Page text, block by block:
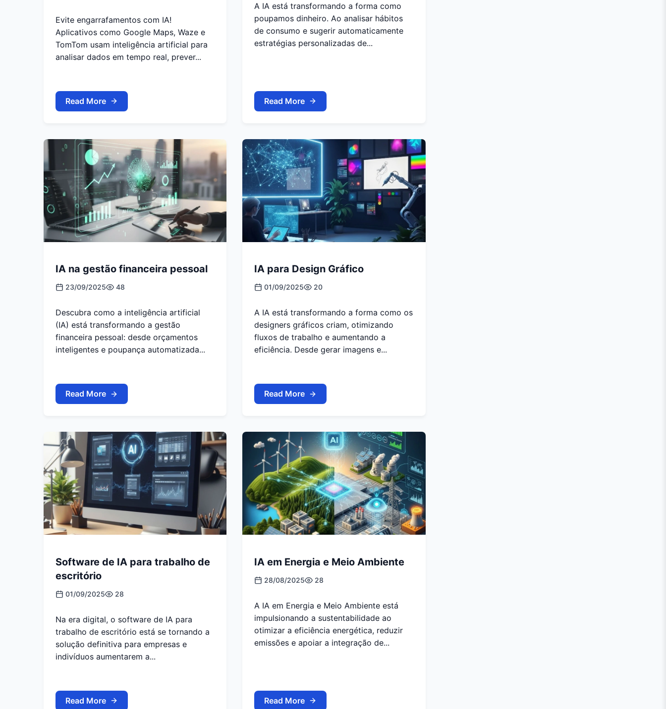
Evite engarrafamentos com IA!
Aplicativos como Google Maps, Waze e
TomTom usam inteligência artificial para
analisar dados em tempo real, prever...
Read More
A IA está transformando a forma como
poupamos dinheiro. Ao analisar hábitos
de consumo e sugerir automaticamente
estratégias personalizadas de...
Read More
IA na gestão financeira pessoal
23/09/2025 48
Descubra como a inteligência artificial
(IA) está transformando a gestão
financeira pessoal: desde orçamentos
inteligentes e poupança automatizada...
Read More
IA para Design Gráfico
01/09/2025 20
A IA está transformando a forma como os
designers gráficos criam, otimizando
fluxos de trabalho e aumentando a
eficiência. Desde gerar imagens e...
Read More
Software de IA para trabalho de
escritório
01/09/2025 28
Na era digital, o software de IA para
trabalho de escritório está se tornando a
solução definitiva para empresas e
indivíduos aumentarem a...
Read More
IA em Energia e Meio Ambiente
28/08/2025 28
A IA em Energia e Meio Ambiente está
impulsionando a sustentabilidade ao
otimizar a eficiência energética, reduzir
emissões e apoiar a integração de...
Read More